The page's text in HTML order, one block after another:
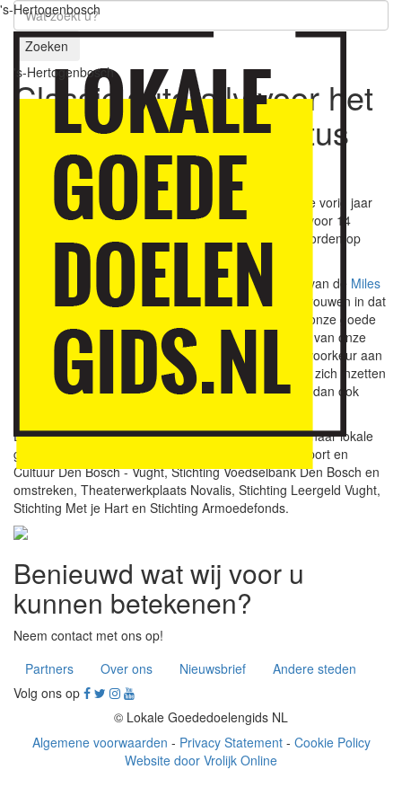
's-Hertogenbosch
's-Hertogenbosch
Zoeken
Classic autorally voor het
goede doel20 augustus
2021
De traditionele ‘Miles of Pleasure Rally Vught’ leverde vorig jaar
een bedrag van bijna zes cijfers voor de komma op voor 14
goede doelen. Dit jaar zal de rally gehouden gaan worden op
vrijdag 24 september.
Volgens voorzitter Frank de Ridder staan de seinen van de Miles
of Pleasure2021 op groen. ,,We hebben er alle vertrouwen in dat
de rally doorgang kan vinden, zodat wij ook in 2021 onze goede
doelen kunnen blijven ondersteunen. De doelstelling van onze
stichting is gelden ophalen voor kleinschalige en bij voorkeur aan
onze regio verbonden goede doelen en fondsen, die zich inzetten
voor kinderen of ouderen die het om wat voor reden dan ook
Een deel van de opbrengst van vorig jaar is gegaan naar lokale
goede doelen zoals Vincentius Vught, Jeugdfonds Sport en
Cultuur Den Bosch - Vught, Stichting Voedselbank Den Bosch en
omstreken, Theaterwerkplaats Novalis, Stichting Leergeld Vught,
Stichting Met je Hart en Stichting Armoedefonds.
Benieuwd wat wij voor u
kunnen betekenen?
Neem contact met ons op!
Partners
Over ons Nieuwsbrief
Andere steden
Volg ons op
© Lokale Goededoelengids NL
Algemene voorwaarden - Privacy Statement- Cookie Policy
Website door Vrolijk Online